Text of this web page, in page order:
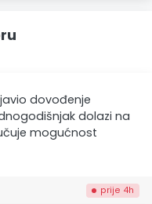
dovođenje
dolazi na
mogućnost
prije 4h